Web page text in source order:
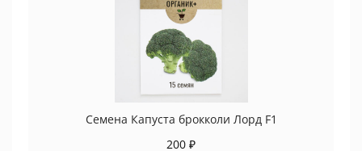
Семена Капуста брокколи Лорд F1
200 ₽